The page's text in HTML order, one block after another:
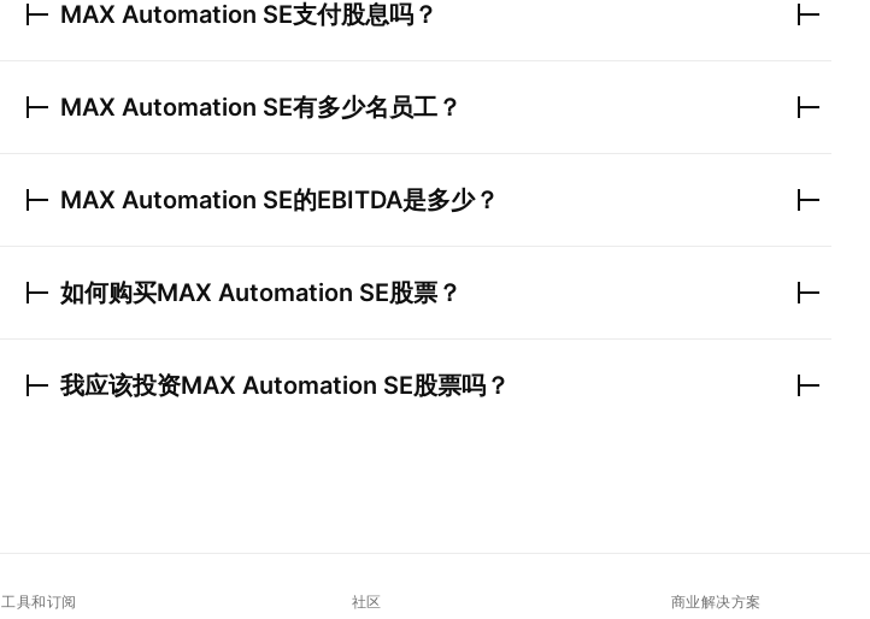
MAX Automation SE支付股息吗？
MAX Automation SE有多少名员工？
MAX Automation SE的EBITDA是多少？
如何购买MAX Automation SE股票？
我应该投资MAX Automation SE股票吗？
工具和订阅 社区 商业解决方案